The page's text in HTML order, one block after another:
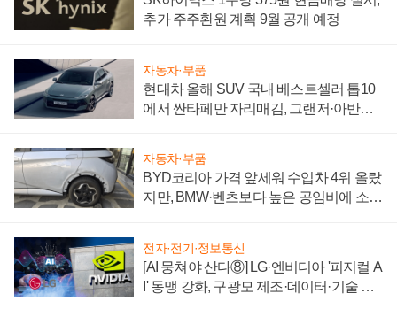
추가 주주환원 계획 9월 공개 예정
자동차·부품
현대차 올해 SUV 국내 베스트셀러 톱10
에서 싼타페만 자리매김, 그랜저·아반떼
자동차·부품
BYD코리아 가격 앞세워 수입차 4위 올랐
지만, BMW·벤츠보다 높은 공임비에 소비
전자·전기·정보통신
[AI 뭉쳐야 산다⑧] LG·엔비디아 '피지컬 A
I' 동맹 강화, 구광모 제조·데이터·기술 결